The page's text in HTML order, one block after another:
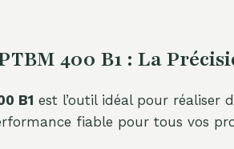
400 B1 : La
B1 est l’outil idéal pour réaliser
fiable pour tous vos